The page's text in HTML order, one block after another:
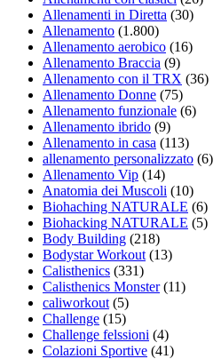
Allenamenti in Diretta (30)
Allenamento (1.800)
Allenamento aerobico (16)
Allenamento Braccia (9)
Allenamento con il TRX (36)
Allenamento Donne (75)
Allenamento funzionale (6)
Allenamento ibrido (9)
Allenamento in casa (113)
allenamento personalizzato (6)
Allenamento Vip (14)
Anatomia dei Muscoli (10)
Biohaching NATURALE (6)
Biohacking NATURALE (5)
Body Building (218)
Bodystar Workout(13)
Calisthenics (331)
Calisthenics Monster(11)
caliworkout(5)
Challenge (15)
Challenge felssioni (4)
Colazioni Sportive (41)